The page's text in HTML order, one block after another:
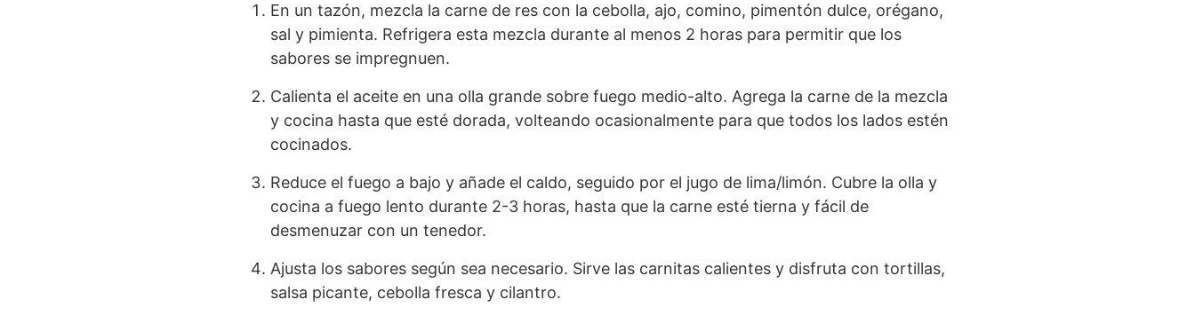
En un tazón, mezcla la carne de res con la cebolla, ajo, comino, pimentón dulce, orégano,
sal y pimienta. Refrigera esta mezcla durante al menos 2 horas para permitir que los
sabores se impregnuen.
Calienta el aceite en una olla grande sobre fuego medio-alto. Agrega la carne de la mezcla
y cocina hasta que esté dorada, volteando ocasionalmente para que todos los lados estén
cocinados.
Reduce el fuego a bajo y añade el caldo, seguido por el jugo de lima/limón. Cubre la olla y
cocina a fuego lento durante 2-3 horas, hasta que la carne esté tierna y fácil de
desmenuzar con un tenedor.
Ajusta los sabores según sea necesario. Sirve las carnitas calientes y disfruta con tortillas,
salsa picante, cebolla fresca y cilantro.